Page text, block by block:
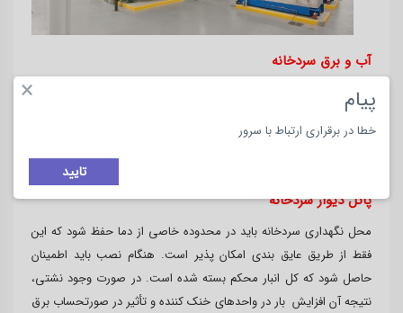
آب و برق سردخانه
اتلاف برق می تواند از نظر مالی یک مشکل بزرگ باشد. بنابراین،
ملاحظات مربوط به طراحی الکتریکی باید شامل ولتاژهای عملیاتی،
قابلیت اطمینان منبع تغذیه، تولید در حالت آماده به کار و مکان های
مناسب اتاق های الکتریکی از محل توزیع بهینه برق باشد.
پانل دیوار سردخانه
محل نگهداری سردخانه باید در محدوده خاصی از دما حفظ شود که این
فقط از طریق عایق بندی امکان پذیر است. هنگام نصب باید اطمینان
حاصل شود که کل انبار محکم بسته شده است. در صورت وجود نشتی،
نتیجه آن افزایش بار در واحدهای خنک کننده و تأثیر در صورتحساب برق
× پیام
خطا در برقراری ارتباط با سرور
تایید